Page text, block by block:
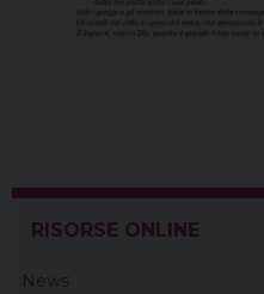
RISORSE ONLINE
News